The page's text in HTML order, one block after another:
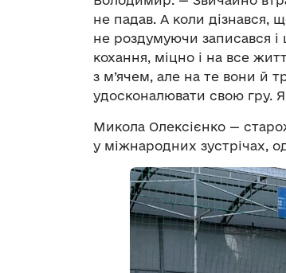
не падав. А коли дізнався,
не роздумуючи записався
кохання, міцно і на все
з м’ячем, але на те вони й
удосконалювати свою гру.
Микола Олексієнко —
у міжнародних зустрічах,